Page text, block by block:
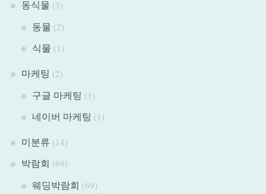
동식물 (3)
동물 (2)
식물 (1)
마케팅 (2)
구글 마케팅 (1)
네이버 마케팅 (1)
미분류 (14)
박람회 (69)
웨딩박람회 (69)